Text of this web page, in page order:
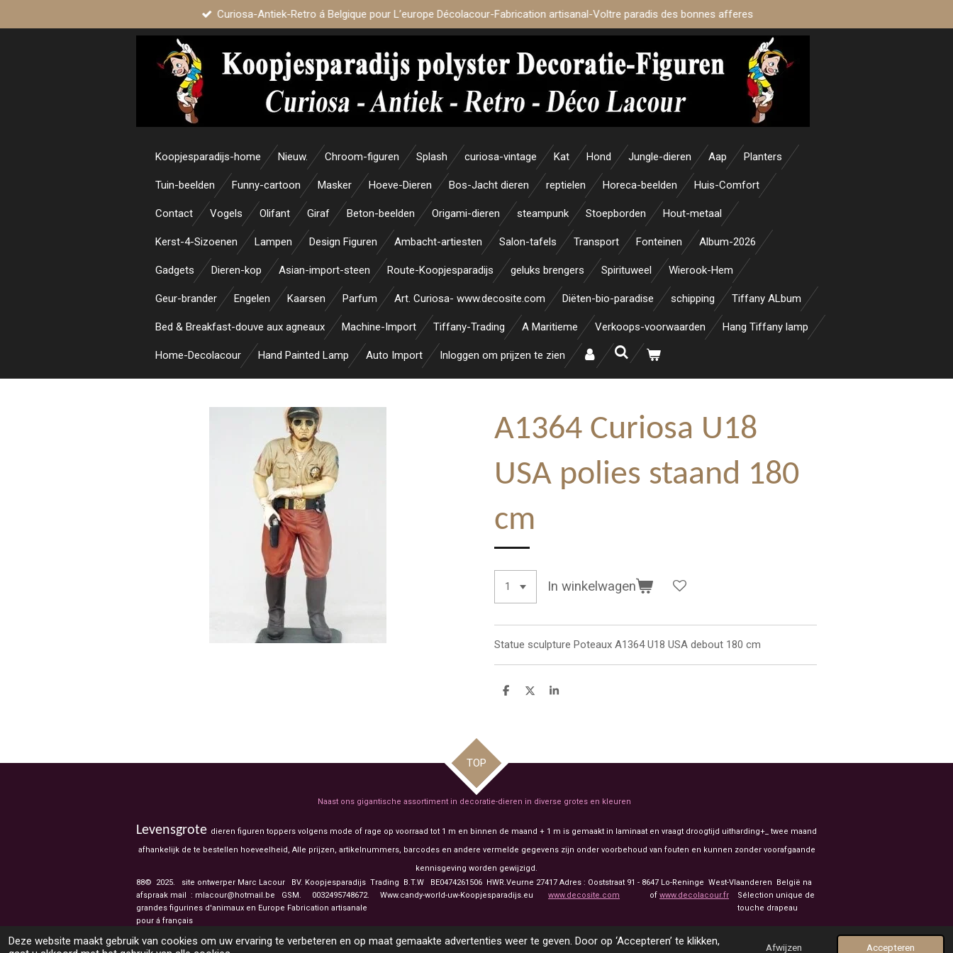
Deze website maakt gebruik van cookies om uw ervaring te verbeteren en op maat gemaakte advertenties weer te geven. Door op ‘Accepteren’ te klikken,
Afwijzen Accepteren
Curiosa-Antiek-Retro á Belgique pour L’europe Décolacour-Fabrication artisanal-Voltre paradis des bonnes afferes
Koopjesparadijs-home Nieuw. Chroom-figuren Splash curiosa-vintage Kat Hond Jungle-dieren Aap Planters
Tuin-beelden Funny-cartoon Masker Hoeve-Dieren Bos-Jacht dieren reptielen Horeca-beelden Huis-Comfort
Contact Vogels Olifant Giraf Beton-beelden Origami-dieren steampunk Stoepborden Hout-metaal
Kerst-4-Sizoenen Lampen Design Figuren Ambacht-artiesten Salon-tafels Transport Fonteinen Album-2026
Gadgets Dieren-kop Asian-import-steen Route-Koopjesparadijs geluks brengers Spirituweel Wierook-Hem
Geur-brander Engelen Kaarsen Parfum Art. Curiosa- www.decosite.com Diëten-bio-paradise schipping Tiffany ALbum
Bed & Breakfast-douve aux agneaux Machine-Import Tiffany-Trading A Maritieme Verkoops-voorwaarden Hang Tiffany lamp
Home-Decolacour Hand Painted Lamp Auto Import Inloggen om prijzen te zien
A1364 Curiosa U18
USA polies staand 180
cm
In winkelwagen
Statue sculpture Poteaux A1364 U18 USA debout 180 cm
D
D
S
TOP
Naast ons gigantische assortiment in decoratie-dieren in diverse grotes en kleuren
Levensgrote dieren figuren toppers volgens mode of rage op voorraad tot 1 m en binnen de maand + 1 m is gemaakt in laminaat en vraagt droogtijd uitharding+_ twee maand
afhankelijk de te bestellen hoeveelheid, Alle prijzen, artikelnummers, barcodes en andere vermelde gegevens zijn onder voorbehoud van fouten en kunnen zonder voorafgaande
kennisgeving worden gewijzigd.
88© 2025. site ontwerper Marc Lacour BV. Koopjesparadijs Trading B.T.W BE0474261506 HWR.Veurne 27417 Adres : Ooststraat 91 - 8647 Lo-Reninge West-Vlaanderen België na
afspraak mail : mlacour@hotmail.be GSM.
0032495748672. Www.candy-world-uw-Koopjesparadijs.eu www.decosite.com of www.decolacour.fr Sélection unique de
grandes figurines d'animaux en Europe Fabrication artisanale touche drapeau
pour á français